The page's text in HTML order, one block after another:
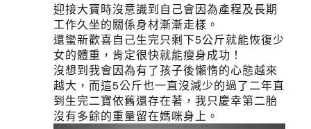
迎接大寶時沒意識到自己會因為產程及長期
工作久坐的關係身材漸漸走樣。
還蠻新歡喜自己生完只剩下5公斤就能恢復少
女的體重，肯定很快就能瘦身成功！
沒想到我會因為有了孩子後懶惰的心態越來
越大，而這5公斤也一直沒減少的過了二年直
到生完二寶依舊還存在著，我只慶幸第二胎
沒有多餘的重量留在媽咪身上。